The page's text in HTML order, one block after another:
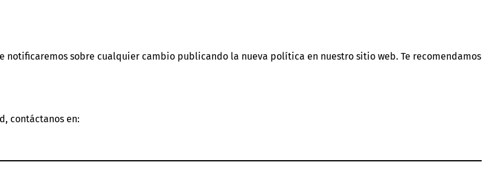
notificaremos sobre cualquier cambio publicando la nueva política en nuestro sitio web. Te recomendamos
contáctanos en: